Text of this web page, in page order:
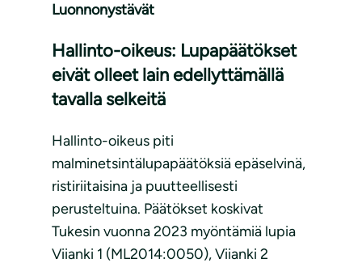
Luonnonystävät
Hallinto-oikeus: Lupapäätökset
eivät olleet lain edellyttämällä
tavalla selkeitä
Hallinto-oikeus piti
malminetsintälupapäätöksiä epäselvinä,
ristiriitaisina ja puutteellisesti
perusteltuina. Päätökset koskivat
Tukesin vuonna 2023 myöntämiä lupia
Viianki 1 (ML2014:0050), Viianki 2